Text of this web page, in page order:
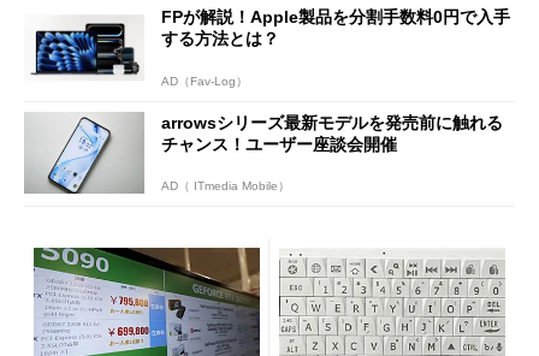
FPが解説！Apple製品を分割手数料0円で入手
する方法とは？
AD（Fav-Log）
arrowsシリーズ最新モデルを発売前に触れる
チャンス！ユーザー座談会開催
AD（ ITmedia Mobile）